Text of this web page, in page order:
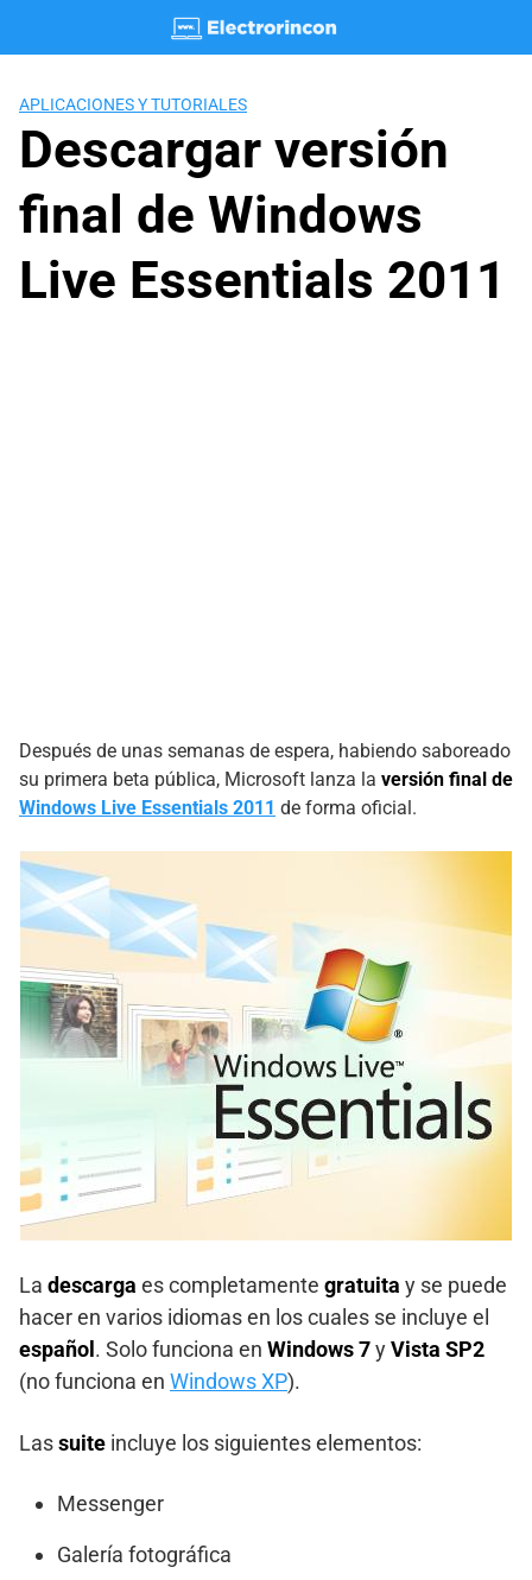
APLICACIONES Y TUTORIALES
Descargar versión
final de Windows
Live Essentials 2011
Después de unas semanas de espera, habiendo saboreado
su primera beta pública, Microsoft lanza la versión final de
Windows Live Essentials 2011 de forma oficial.
La descarga es completamente gratuita y se puede
hacer en varios idiomas en los cuales se incluye el
español . Solo funciona en Windows 7yVista SP2
(no funciona en Windows XP).
Lassuite incluye los siguientes elementos:
Messenger
Galería fotográfica